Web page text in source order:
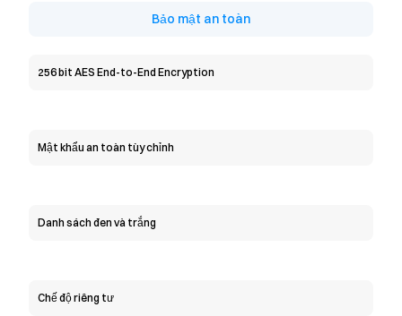
Bảo mật an toàn
256 bit AES End-to-End Encryption
Mật khẩu an toàn tùy chỉnh
Danh sách đen và trắng
Chế độ riêng tư